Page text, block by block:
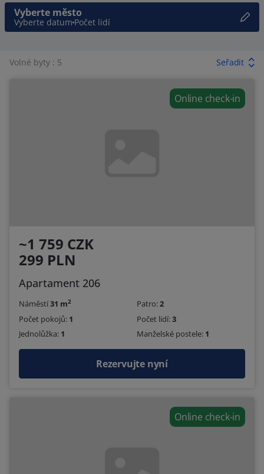
Vyberte město
Vyberte datum Počet lidí
Volné byty : 5 Seřadit
Online check-in
~1 759 CZK
299 PLN
Apartament 206
Náměstí31 m2 Patro:2
Počet pokojů: 1 Počet lidí:3
Jednolůžka: 1 Manželské postele: 1
Rezervujte nyní
Online check-in